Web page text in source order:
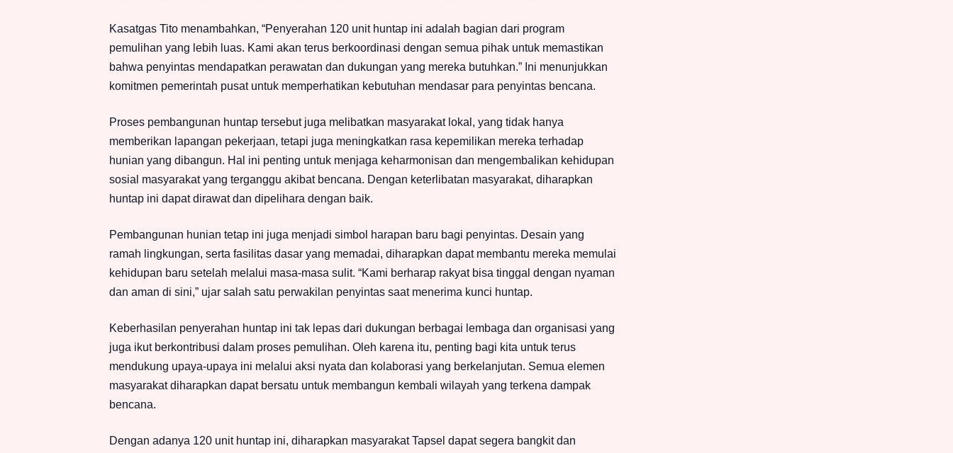
Kasatgas Tito menambahkan, “Penyerahan 120 unit huntap ini adalah bagian dari program
pemulihan yang lebih luas. Kami akan terus berkoordinasi dengan semua pihak untuk memastikan
bahwa penyintas mendapatkan perawatan dan dukungan yang mereka butuhkan.” Ini menunjukkan
komitmen pemerintah pusat untuk memperhatikan kebutuhan mendasar para penyintas bencana.
Proses pembangunan huntap tersebut juga melibatkan masyarakat lokal, yang tidak hanya
memberikan lapangan pekerjaan, tetapi juga meningkatkan rasa kepemilikan mereka terhadap
hunian yang dibangun. Hal ini penting untuk menjaga keharmonisan dan mengembalikan kehidupan
sosial masyarakat yang terganggu akibat bencana. Dengan keterlibatan masyarakat, diharapkan
huntap ini dapat dirawat dan dipelihara dengan baik.
Pembangunan hunian tetap ini juga menjadi simbol harapan baru bagi penyintas. Desain yang
ramah lingkungan, serta fasilitas dasar yang memadai, diharapkan dapat membantu mereka memulai
kehidupan baru setelah melalui masa-masa sulit. “Kami berharap rakyat bisa tinggal dengan nyaman
dan aman di sini,” ujar salah satu perwakilan penyintas saat menerima kunci huntap.
Keberhasilan penyerahan huntap ini tak lepas dari dukungan berbagai lembaga dan organisasi yang
juga ikut berkontribusi dalam proses pemulihan. Oleh karena itu, penting bagi kita untuk terus
mendukung upaya-upaya ini melalui aksi nyata dan kolaborasi yang berkelanjutan. Semua elemen
masyarakat diharapkan dapat bersatu untuk membangun kembali wilayah yang terkena dampak
bencana.
Dengan adanya 120 unit huntap ini, diharapkan masyarakat Tapsel dapat segera bangkit dan